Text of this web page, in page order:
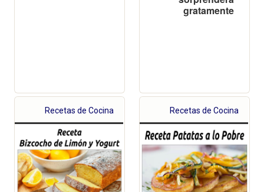
gratamente
Recetas de Cocina Recetas de Cocina